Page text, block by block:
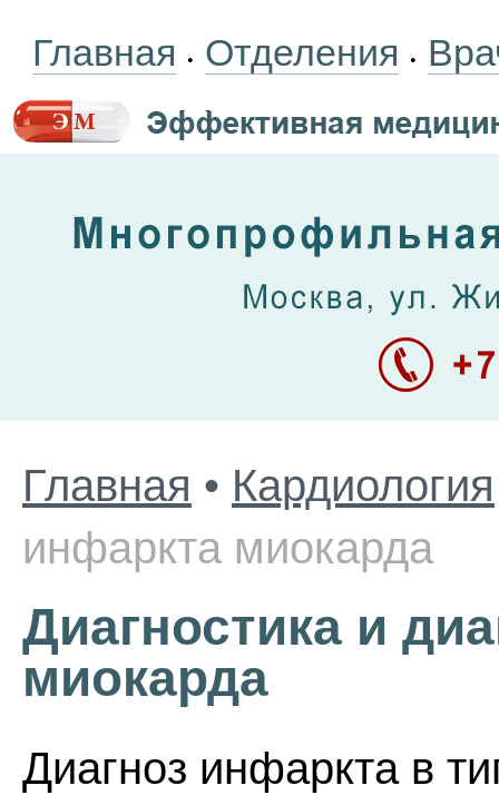
Главная • Отделения •
Главная • Кардиология
инфаркта миокарда
Диагностика и
миокарда
Диагноз инфаркта в